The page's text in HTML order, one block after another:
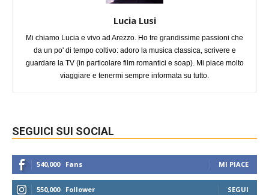
Lucia Lusi
Mi chiamo Lucia e vivo ad Arezzo. Ho tre grandissime passioni che
da un po' di tempo coltivo: adoro la musica classica, scrivere e
guardare la TV (in particolare film romantici e soap). Mi piace molto
viaggiare e tenermi sempre informata su tutto.
SEGUICI SUI SOCIAL
540,000 Fans MI PIACE
550,000 Follower SEGUI